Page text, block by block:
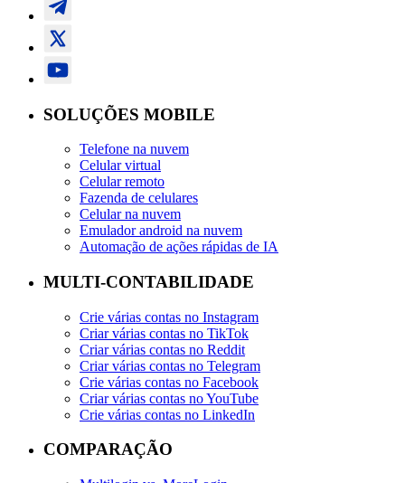
SOLUÇÕES MOBILE
Telefone na nuvem
Celular virtual
Celular remoto
Fazenda de celulares
Celular na nuvem
Emulador android na nuvem
Automação de ações rápidas de IA
MULTI-CONTABILIDADE
Crie várias contas no Instagram
Criar várias contas no TikTok
Criar várias contas no Reddit
Criar várias contas no Telegram
Crie várias contas no Facebook
Criar várias contas no YouTube
Crie várias contas no LinkedIn
COMPARAÇÃO